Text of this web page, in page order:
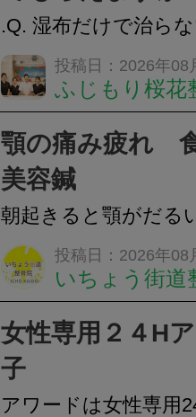
つながることがあり
.Q. 湿布だけで治ら
らえますか？A. はい
湿布は痛みを和らげ
すが、原因そのもの
いこともあります。
原因を確認し、お一
投稿日：2026年08
ふじもり桜花
顎の痛み疲れ
美容鍼
朝起きると顎がだる
ありませんか？無意
は、顎の痛みや疲れ
フェイスラインの張
のこわばり・頭痛や
ながることがありま
投稿日：2026年08
いちょう街道
女性専用２４H
子
アワードは女性専用